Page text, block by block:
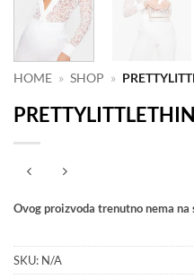
HOME » SHOP »
Ovog proizvoda trenutno nema
SKU: N/A